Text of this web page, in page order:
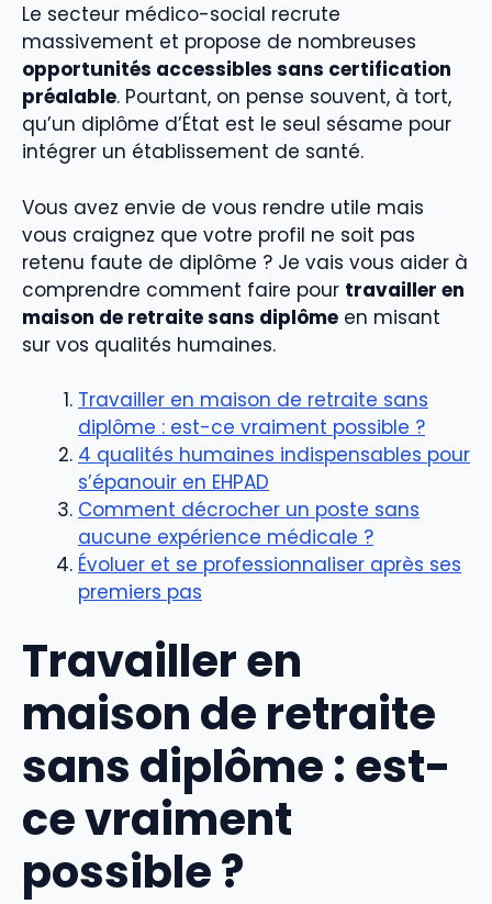
Le secteur médico-social recrute
massivement et propose de nombreuses
opportunités accessibles sans certification
préalable. Pourtant, on pense souvent, à tort,
qu’un diplôme d’État est le seul sésame pour
intégrer un établissement de santé.
Vous avez envie de vous rendre utile mais
vous craignez que votre profil ne soit pas
retenu faute de diplôme ? Je vais vous aider à
comprendre comment faire pour travailler en
maison de retraite sans diplôme en misant
sur vos qualités humaines.
Travailler en maison de retraite sans
diplôme : est-ce vraiment possible ?
4 qualités humaines indispensables pour
s’épanouir en EHPAD
Comment décrocher un poste sans
aucune expérience médicale ?
Évoluer et se professionnaliser après ses
premiers pas
Travailler en
maison de retraite
sans diplôme : est-
ce vraiment
possible ?